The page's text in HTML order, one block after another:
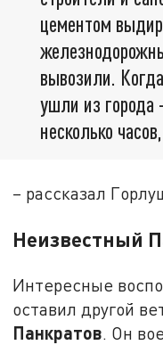
цементом
вывозили.
ушли из
несколько часов,
– рассказал
Неизвестный
Интересные
оставил другой
Панкратов. Он